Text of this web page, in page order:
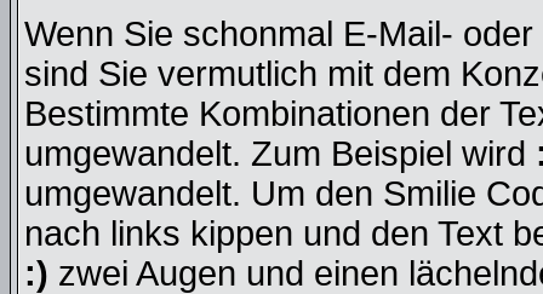
Wenn Sie schonmal E-Mail-
sind Sie vermutlich mit dem
Bestimmte Kombinationen der
umgewandelt. Zum Beispiel wird
umgewandelt. Um den Smilie
nach links kippen und den Text
:) zwei Augen und einen